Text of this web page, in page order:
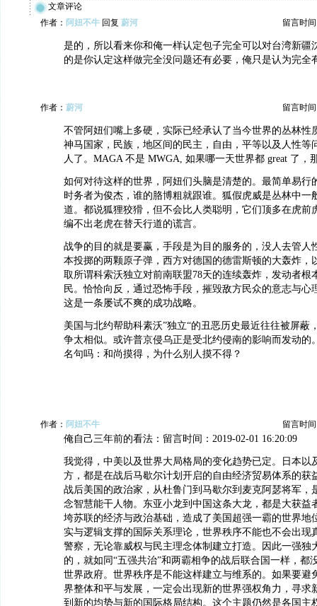
文章评论
作者： 阿妞不牛 回复 蔚河 留言时间
是的，所以看来你和俺一样认定包子完全可以对台湾新疆
的是你认定这样做完全没问题还有必要，俺只是认为完全
作者： 蔚河 留言时间
不管阿妞们嘴上多硬，实际已经承认了当今世界的丛林性
神马国家，民族，地区间的民主，自由，平等以及人性等
人了。MAGA 不是 MWGA, 如果哪一天世界都 great 了，
如何对待这样的世界，阿妞们头脑是清楚的。最简单易行
时务者为俊杰，谁的胳博粗就跟谁。狐假虎威是丛林中一
道。都说狐狸狡猾，但不会比人类聪明，它们顶多在虎前
编不出老虎在替天行道的谎言。
战争的目的就是要赢，手段是为目的服务的，没人去管人
本投掷的两颗原子弹，西方对德国的德雷斯顿的大轰炸，
取所谓科索沃独立对前南联盟78天的连续轰炸，发动者根
民。恰恰向反，通过恐怖手段，摧毁敌方民众的意志与心
这是一条屡试不爽的成功战略。
美国与北约帮助科素沃”独立“的丑恶历史最近往往被屏蔽
争太相似。或许普京侵乌正是受北约侵南的影响而发动的
名句吗：和尚摸得，为什么别人摸不得？
作者： 阿妞不牛 留言时间
俺自己三年前的看法：留言时间：2019-02-01 16:20:09
我觉得，中美以及世界大局格局的变化趋势已定。日本以
方，都是在战后马歇尔计划开启的自由经济贸易体系的获
战后美国的政治家，从杜鲁门到马歇尔到麦克阿瑟将军，
念智慧能干人物。东亚小龙到中国这条大龙，都是大获益
垮苏联的经济与政治基础，造成了美国超强一霸的世界地
实与逻辑支撑的国际关系理论，世界秩序不能也不会出现
警察，无论靠威权与民主理念体制建立打造。因此一强独
的，就如同“五强共治”和两霸相争的战后联合国一样，都
世界政府。世界秩序是不能这样建立与维系的。如果要避
界整体和平与发展，一定会出现新的世界强权角力，寻求
到新的均势与新的国际格局结构。这个主题仍然是各国主